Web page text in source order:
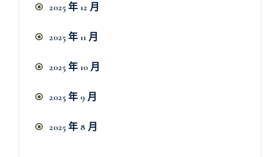
2025 年 12 月
2025 年 11 月
2025 年 10 月
2025 年 9 月
2025 年 8 月